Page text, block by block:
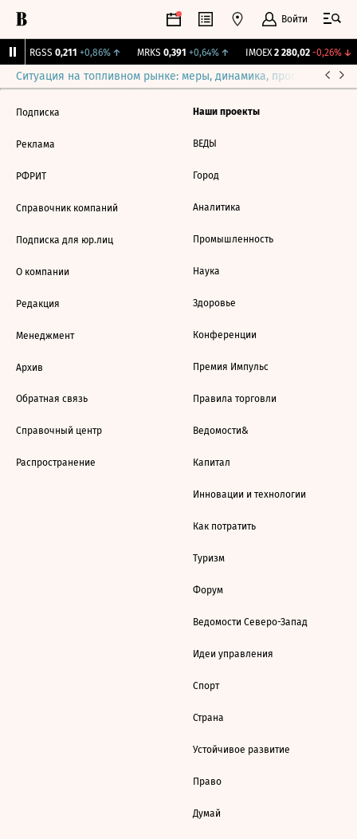
Войти
RGSS 0,211 +0,86%↑ MRKS 0,391 +0,64%↑ IMOEX 2 280,02 -0,26%↓
Ситуация на топливном рынке: меры, динамика, прогнозы
Подписка
Реклама
РФРИТ
Справочник компаний
Подписка для юр.лиц
О компании
Редакция
Менеджмент
Архив
Обратная связь
Справочный центр
Распространение
Наши проекты
ВЕДЫ
Город
Аналитика
Промышленность
Наука
Здоровье
Конференции
Премия Импульс
Правила торговли
Ведомости&
Капитал
Инновации и технологии
Как потратить
Туризм
Форум
Ведомости Северо-Запад
Идеи управления
Спорт
Страна
Устойчивое развитие
Право
Думай